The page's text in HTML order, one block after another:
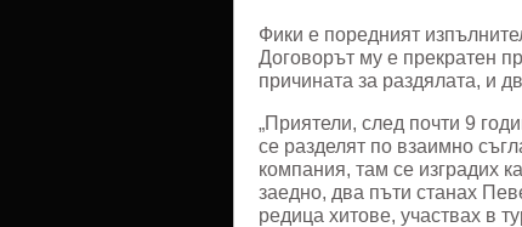
Фики е поредният
Договорът му е прекратен
причината за раздялата, и
„Приятели, след почти 9
се разделят по взаимно
компания, там се изградих
заедно, два пъти станах
редица хитове, участвах в